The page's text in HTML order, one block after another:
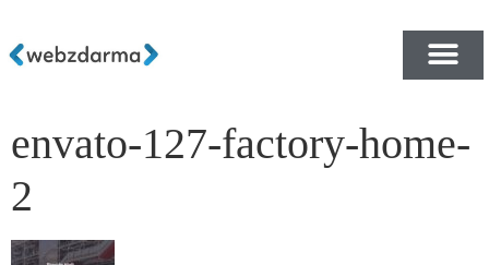
envato-127-factory-home-
2